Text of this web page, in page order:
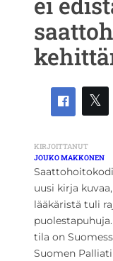
KIRJOITTANUT
JOUKO MAKKONEN
uusi kirja
lääkäristä tuli
tila on
Suomen